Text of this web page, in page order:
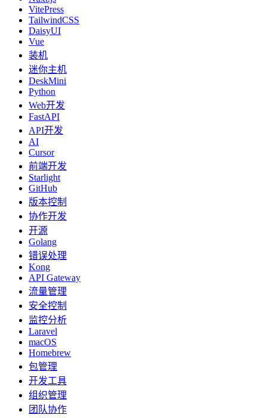
VitePress
TailwindCSS
DaisyUI
Vue
装机
迷你主机
DeskMini
Python
Web开发
FastAPI
API开发
AI
Cursor
前端开发
Starlight
GitHub
版本控制
协作开发
开源
Golang
错误处理
Kong
API Gateway
流量管理
安全控制
监控分析
Laravel
macOS
Homebrew
包管理
开发工具
组织管理
团队协作